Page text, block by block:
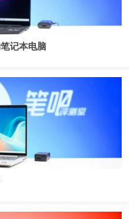
记本电脑